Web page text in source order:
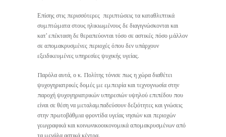
Επίσης στις περισσότερες περιπτώσεις τα καταθλιπτικά
συμπτώματα στους ηλικιωμένους δε διαγιγνώσκονται και
κατ’ επέκταση δε θεραπεύονται τόσο σε αστικές πόσο μάλλον
σε απομακρυσμένες περιοχές όπου δεν υπάρχουν
εξειδικευμένες υπηρεσίες ψυχικής υγείας.
Παρόλα αυτά, ο κ. Πολίτης τόνισε πως η χώρα διαθέτει
ψυχογηριατρικές δομές με εμπειρία και τεχνογνωσία στην
παροχή ψυχογηριατρικών υπηρεσιών υψηλού επιπέδου που
είναι σε θέση να μεταλαμπαδεύσουν δεξιότητες και γνώσεις
στην πρωτοβάθμια φροντίδα υγείας νησιών και περιοχών
γεωγραφικά και κοινωνικοοικονομικά απομακρυσμένων από
τα μεγάλα αστικά κέντρα.